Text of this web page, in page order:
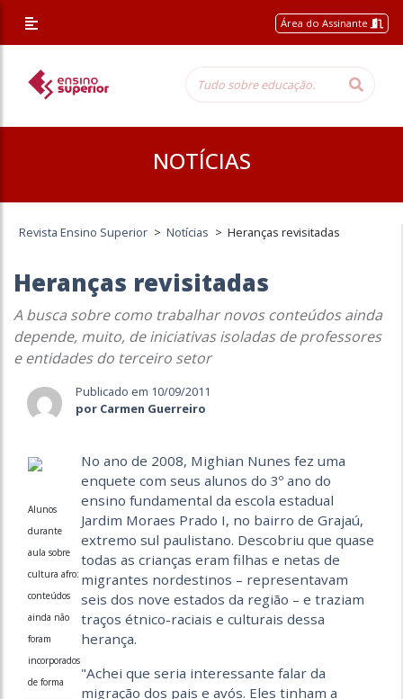
Área do Assinante
NOTÍCIAS
Revista Ensino Superior > Notícias > Heranças revisitadas
Heranças revisitadas
A busca sobre como trabalhar novos conteúdos ainda
depende, muito, de iniciativas isoladas de professores
e entidades do terceiro setor
Publicado em 10/09/2011
por Carmen Guerreiro
Alunos
durante
aula sobre
cultura afro:
conteúdos
ainda não
foram
incorporados
de forma
No ano de 2008, Mighian Nunes fez uma
enquete com seus alunos do 3º ano do
ensino fundamental da escola estadual
Jardim Moraes Prado I, no bairro de Grajaú,
extremo sul paulistano. Descobriu que quase
todas as crianças eram filhas e netas de
migrantes nordestinos – representavam
seis dos nove estados da região – e traziam
traços étnico-raciais e culturais dessa
herança.
"Achei que seria interessante falar da
migração dos pais e avós. Eles tinham a